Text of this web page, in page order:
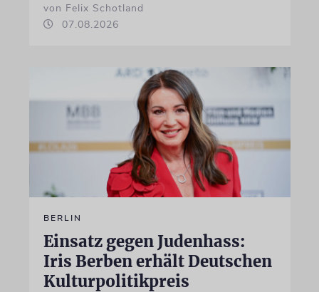
von Felix Schotland
07.08.2026
BERLIN
Einsatz gegen Judenhass:
Iris Berben erhält Deutschen
Kulturpolitikpreis